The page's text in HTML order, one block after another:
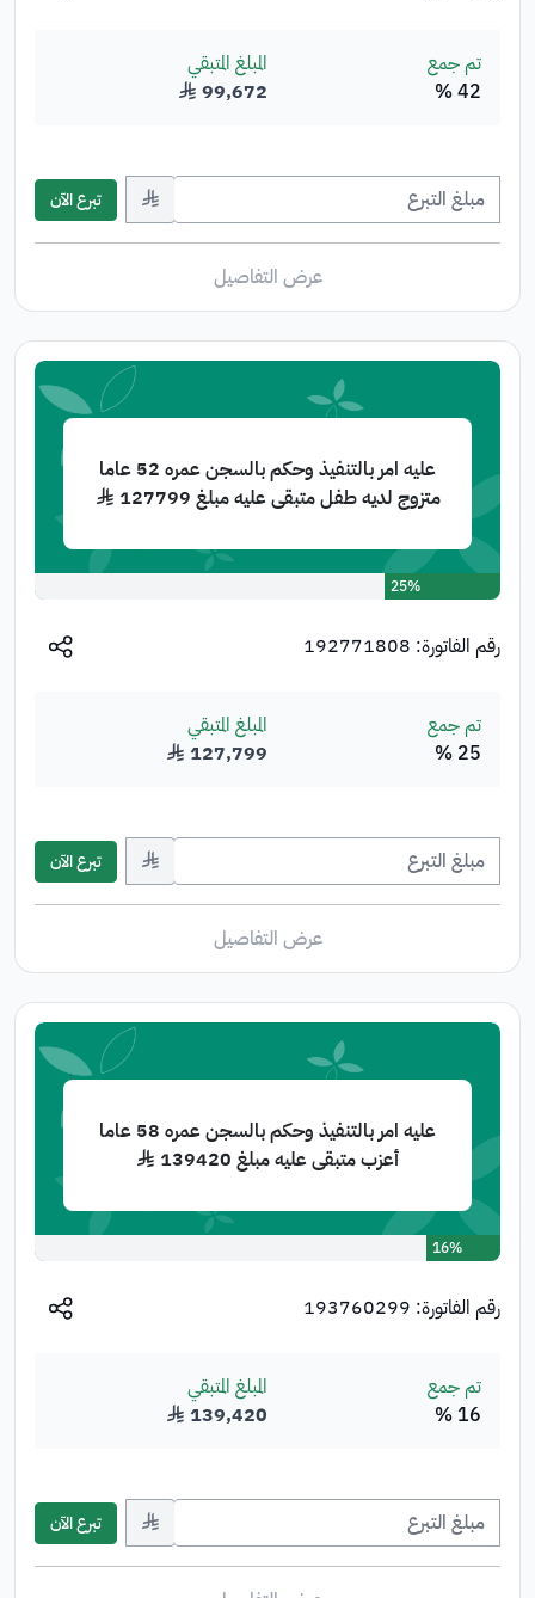
تم جمع
42 %
المبلغ المتبقي
99,672﷼
﷼ تبرع الآن
عرض التفاصيل
عليه امر بالتنفيذ وحكم بالسجن عمره 52 عاما
متزوج لديه طفل متبقى عليه مبلغ 127799 ﷼
25%
رقم الفاتورة:192771808
تم جمع
25 %
المبلغ المتبقي
127,799﷼
﷼ تبرع الآن
عرض التفاصيل
عليه امر بالتنفيذ وحكم بالسجن عمره 58 عاما
أعزب متبقى عليه مبلغ 139420 ﷼
16%
رقم الفاتورة:193760299
تم جمع
16 %
المبلغ المتبقي
139,420﷼
﷼ تبرع الآن